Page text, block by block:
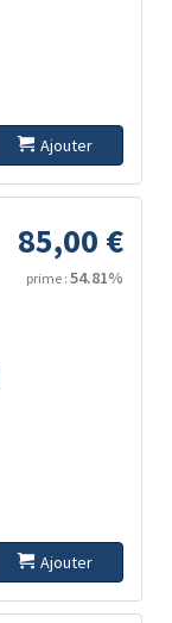
Ajouter
85,00 €
prime : 54.81%
Ajouter